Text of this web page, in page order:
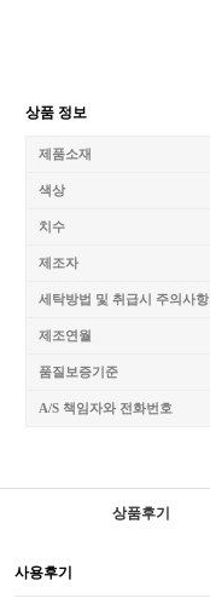
상품 정보
제품소재
색상
치수
제조자
세탁방법 및 취급시 주의사항
제조연월
품질보증기준
A/S 책임자와 전화번호
상품후기
사용후기